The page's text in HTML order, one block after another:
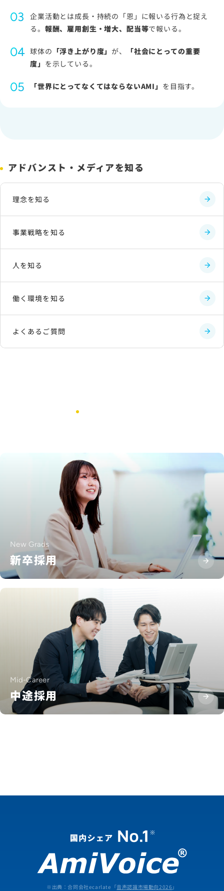
企業活動とは成長・持続の「恩」に報いる行為と捉え
る。 報酬、雇用創生・増大、配当等で報いる。
球体の 「浮き上がり度」 が、
「社会にとっての重要
度」 を示している。
「世界にとってなくてはならないAMI」 を目指す。
アドバンスト・メディアを知る
理念を知る
事業戦略を知る
人を知る
働く環境を知る
よくあるご質問
New Grads
新卒採用
Mid-Career
中途採用
※出典：合同会社ecarlate「音声認識市場動向2026 」